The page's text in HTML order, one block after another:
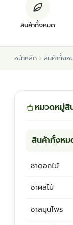
ต้นพันธุ์สมุน
ต้นพันธุ์ไม้ป่า
สินค้าทั้งหมด
หน้าหลัก สินค้าทั้งห
หมวดหมู่สิ
สินค้าทั้งห
ชาดอกไม้
ชาผลไม้
ชาสมุนไพร